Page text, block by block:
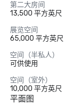
第二大房间
13,500 平方英尺
展览空间
65,000 平方英尺
空间（半私人）
可供使用
空间（室外）
10,000 平方英尺
平面图